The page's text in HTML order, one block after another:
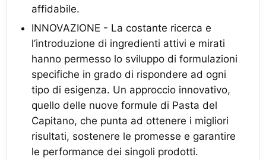
affidabile.
INNOVAZIONE - La costante ricerca e
l’introduzione di ingredienti attivi e mirati
hanno permesso lo sviluppo di formulazioni
specifiche in grado di rispondere ad ogni
tipo di esigenza. Un approccio innovativo,
quello delle nuove formule di Pasta del
Capitano, che punta ad ottenere i migliori
risultati, sostenere le promesse e garantire
le performance dei singoli prodotti.